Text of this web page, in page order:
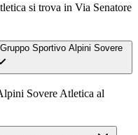
si trova in Via Senatore
Sportivo Alpini Sovere
Sovere Atletica al